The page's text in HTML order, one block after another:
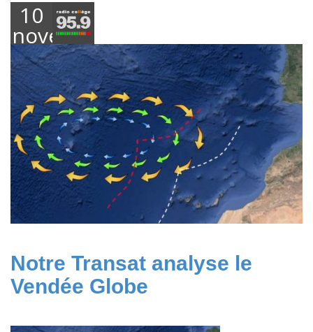
10
novembre
2016
Notre Transat analyse le
Vendée Globe